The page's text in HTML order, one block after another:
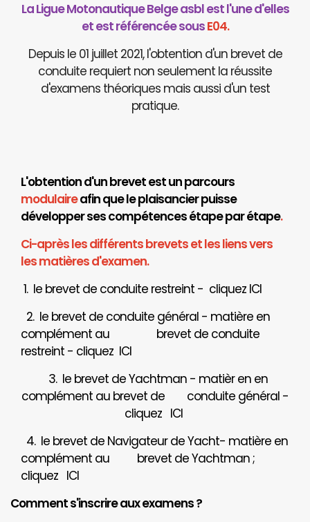
La Ligue Motonautique Belge asbl est l'une d'elles
et est référencée sousE04.
Depuis le 01 juillet 2021, l'obtention d'un brevet de
conduite requiert non seulement la réussite
d'examens théoriques mais aussi d'un test
pratique.
L'obtention d'un brevet est un parcours
modulaireafin que le plaisancier puisse
développer ses compétences étape par étape.
Ci-après les différents brevets et les liens vers
les matières d'examen.
1. le brevet de conduite restreint - cliquez ICI
2. le brevet de conduite général - matière en
complément au brevet de conduite
restreint - cliquez ICI
3. le brevet de Yachtman - matièr en en
complément au brevet de
conduite général -
cliquez ICI
4. le brevet de Navigateur de Yacht- matière en
complément au brevet de Yachtman ;
cliquez ICI
Comment s'inscrire aux examens ?